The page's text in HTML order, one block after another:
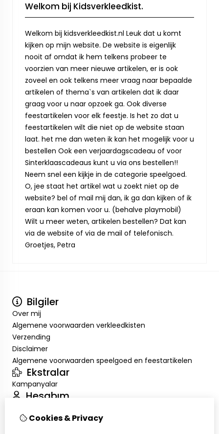
Welkom bij Kidsverkleedkist.
Welkom bij kidsverkleedkist.nl Leuk dat u komt
kijken op mijn website. De website is eigenlijk
nooit af omdat ik hem telkens probeer te
voorzien van meer nieuwe artikelen, er is ook
zoveel en ook telkens meer vraag naar bepaalde
artikelen of thema`s van artikelen dat ik daar
graag voor u naar opzoek ga. Ook diverse
feestartikelen voor elk feestje. Is het zo dat u
feestartikelen wilt die niet op de website staan
laat. het me dan weten ik kan het mogelijk voor u
bestellen Ook een verjaardagscadeau of voor
Sinterklaascadeaus kunt u via ons bestellen!!
Neem snel een kijkje in de categorie speelgoed.
O, jee staat het artikel wat u zoekt niet op de
website? bel of mail mij dan, ik ga dan kijken of ik
eraan kan komen voor u. (behalve playmobil)
Wilt u meer weten, artikelen bestellen? Dat kan
via de website of via de mail of telefonisch.
Groetjes, Petra
Bilgiler
Over mij
Algemene voorwaarden verkleedkisten
Verzending
Disclaimer
Algemene voorwaarden speelgoed en feestartikelen
Ekstralar
Kampanyalar
Hesabım
Sipariş Geçmişim
Cookies & Privacy